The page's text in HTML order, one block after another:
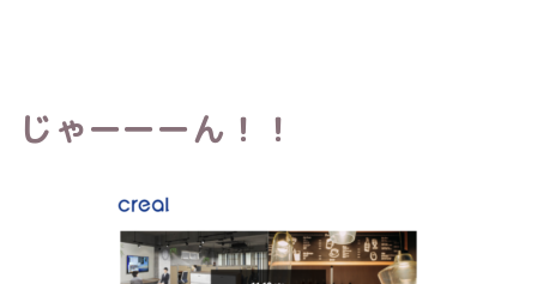
じゃーーーん！！